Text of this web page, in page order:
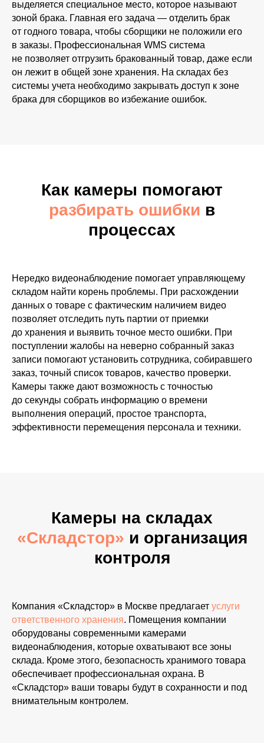
выделяется специальное место, которое называют
зоной брака. Главная его задача — отделить брак
от годного товара, чтобы сборщики не положили его
в заказы. Профессиональная WMS система
не позволяет отгрузить бракованный товар, даже если
он лежит в общей зоне хранения. На складах без
системы учета необходимо закрывать доступ к зоне
брака для сборщиков во избежание ошибок.
Как камеры помогают
разбирать ошибки в
процессах
Нередко видеонаблюдение помогает управляющему
складом найти корень проблемы. При расхождении
данных о товаре с фактическим наличием видео
позволяет отследить путь партии от приемки
до хранения и выявить точное место ошибки. При
поступлении жалобы на неверно собранный заказ
записи помогают установить сотрудника, собиравшего
заказ, точный список товаров, качество проверки.
Камеры также дают возможность с точностью
до секунды собрать информацию о времени
выполнения операций, простое транспорта,
эффективности перемещения персонала и техники.
Камеры на складах
«Складстор» и организация
контроля
Компания «Складстор» в Москве предлагает услуги
ответственного хранения. Помещения компании
оборудованы современными камерами
видеонаблюдения, которые охватывают все зоны
склада. Кроме этого, безопасность хранимого товара
обеспечивает профессиональная охрана. В
«Складстор» ваши товары будут в сохранности и под
внимательным контролем.
П. ПЕРВОМАЙСКОЕ УЛ. РАБОЧАЯ Д 1
ЭЛЕКТРОЛИТНЫЙ ПРОЕЗД Д 10
Отправить